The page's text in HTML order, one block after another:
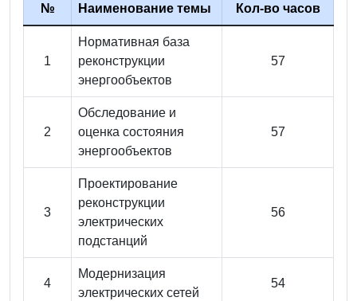
№ Наименование темы Кол-во часов
1
Нормативная база
реконструкции
энергообъектов
57
2
Обследование и
оценка состояния
энергообъектов
57
3
Проектирование
реконструкции
электрических
подстанций
56
4
Модернизация
электрических сетей
54